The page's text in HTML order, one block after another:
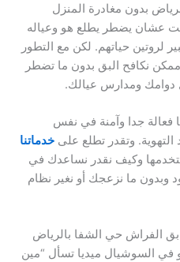
بدون مغادرة المنزل
عشان يضطر يطلع هو وعياله
لروتين حياتهم. لكن مع التطور
نكافح البق بدون ما تضطر
دوامك ومدارس عيالك.
فعالة جدا وآمنة في نفس
التهوية. وتقدر تطلع على خدماتنا
وكيف نقدر نساعدك في
وبدون ما نزعجك أو نغير نظام
الفراش حي الشفا بالرياض
في السوشيال ميديا تسأل “مين